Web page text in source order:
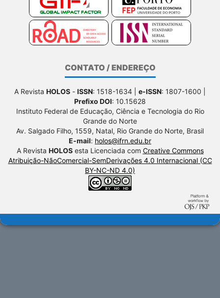
CONTATO / ENDEREÇO
A Revista HOLOS - ISSN: 1518-1634 | e-ISSN: 1807-1600 |
Prefixo DOI: 10.15628
Instituto Federal de Educação, Ciência e Tecnologia do Rio
Grande do Norte
Av. Salgado Filho, 1559, Natal, Rio Grande do Norte, Brasil
E-mail: holos@ifrn.edu.br
A Revista HOLOSesta Licenciada com Creative Commons
Atribuição-NãoComercial-SemDerivações 4.0 Internacional (CC
BY-NC-ND 4.0)